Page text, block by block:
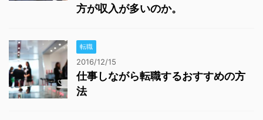
方が収入が多いのか。
転職
2016/12/15
仕事しながら転職するおすすめの方
法